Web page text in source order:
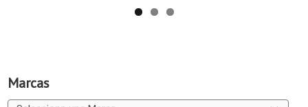
Marcas